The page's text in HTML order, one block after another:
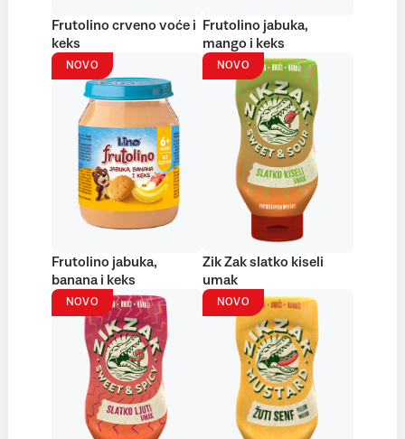
Frutolino crveno voće i
keks
Frutolino jabuka,
mango i keks
NOVO
Frutolino jabuka,
banana i keks
NOVO
Zik Zak slatko kiseli
umak
NOVO NOVO